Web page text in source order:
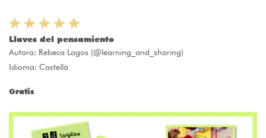
Llaves del pensamiento
Autora: Rebeca Lagos (@learning_and_sharing)
Idioma: Castellà
Gratis